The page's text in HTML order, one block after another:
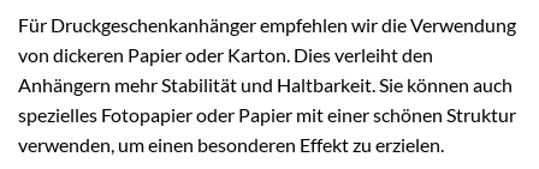
Für Druckgeschenkanhänger empfehlen wir die Verwendung
von dickeren Papier oder Karton. Dies verleiht den
Anhängern mehr Stabilität und Haltbarkeit. Sie können auch
spezielles Fotopapier oder Papier mit einer schönen Struktur
verwenden, um einen besonderen Effekt zu erzielen.